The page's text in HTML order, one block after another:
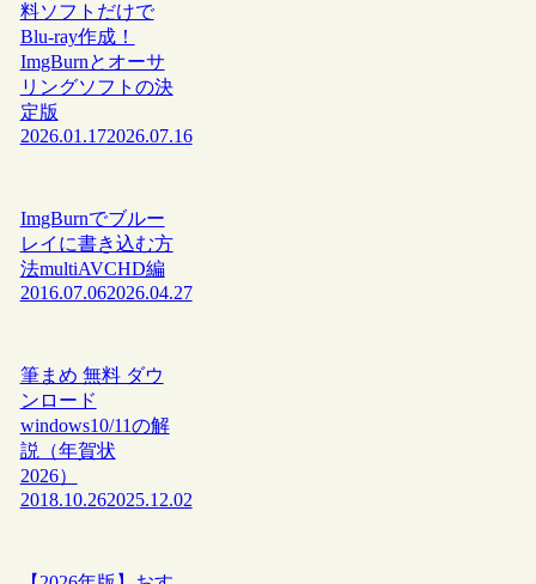
料ソフトだけで
Blu-ray作成！
ImgBurnとオーサ
リングソフトの決
定版
2026.01.172026.07.16
ImgBurnでブルー
レイに書き込む方
法multiAVCHD編
2016.07.062026.04.27
筆まめ 無料 ダウ
ンロード
windows10/11の解
説（年賀状
2026）
2018.10.262025.12.02